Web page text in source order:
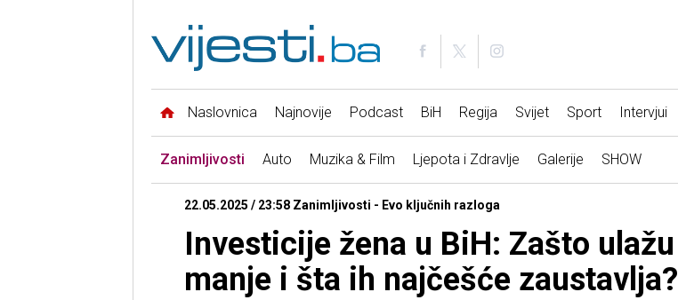
Naslovnica Najnovije Podcast BiH Regija Svijet Sport Intervjui
Zanimljivosti Auto Muzika & Film Ljepota i Zdravlje Galerije SHOW
22.05.2025 / 23:58 Zanimljivosti - Evo ključnih razloga
Investicije žena u BiH: Zašto ulažu
manje i šta ih najčešće zaustavlja?